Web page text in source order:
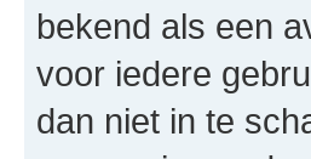
bekend als een
voor iedere
dan niet in te